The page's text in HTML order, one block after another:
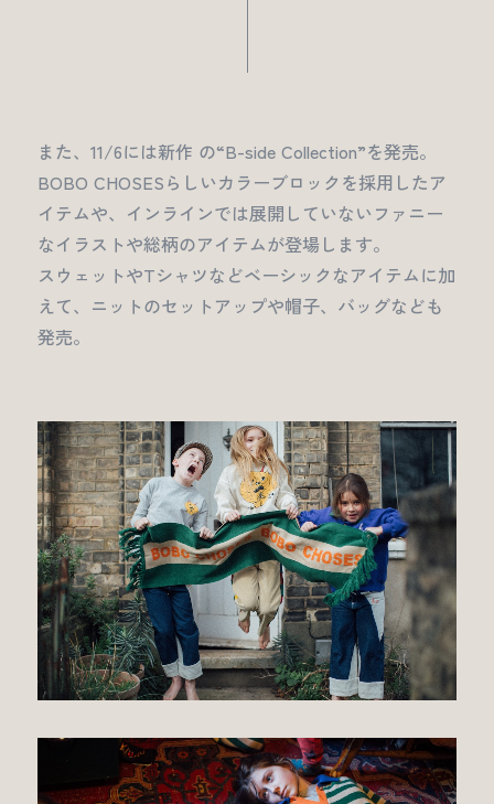
また、11/6には新作 の“B-side Collection”を発売。
BOBO CHOSESらしいカラーブロックを採用したア
イテムや、インラインでは展開していないファニー
なイラストや総柄のアイテムが登場します。
スウェットやTシャツなどベーシックなアイテムに加
えて、ニットのセットアップや帽子、バッグなども
発売。